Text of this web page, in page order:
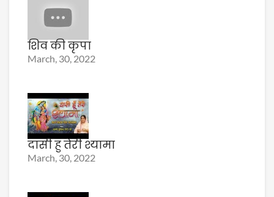
शिव की कृपा
March, 30, 2022
दासी हु तेरी श्यामा
March, 30, 2022